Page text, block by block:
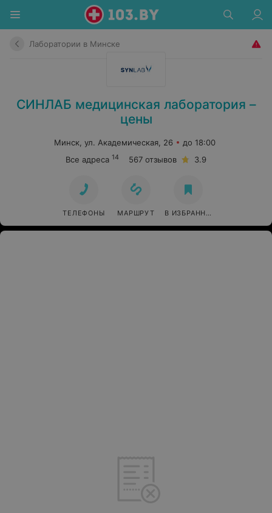
Лаборатории в Минске
СИНЛАБ медицинская лаборатория –
цены
Минск, ул. Академическая, 26
до 18:00
Все адреса 14 567 отзывов 3.9
ТЕЛЕФОНЫ МАРШРУТ В ИЗБРАННОЕ